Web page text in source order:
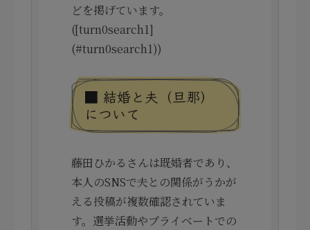
どを掲げています。
([turn0search1]
(#turn0search1))
■ 結婚と夫（旦那）
について
藤田ひかるさんは既婚者であり、
本人のSNSで夫との関係がうかが
える投稿が複数確認されていま
す。選挙活動やプライベートでの